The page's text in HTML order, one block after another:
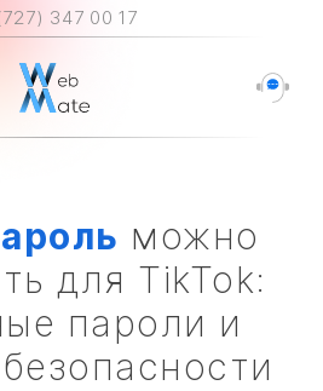
347 00 17
можно
для TikTok:
пароли и